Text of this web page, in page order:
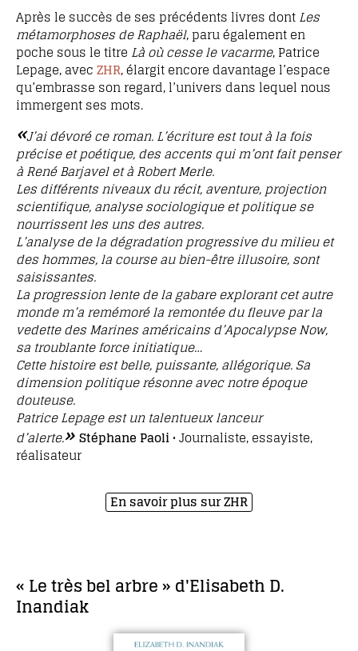
Après le succès de ses précédents livres dontLes
métamorphoses de Raphaël, paru également en
poche sous le titre Là où cesse le vacarme, Patrice
Lepage, avecZHR, élargit encore davantage l’espace
qu’embrasse son regard, l’univers dans lequel nous
immergent ses mots.
«J’ai dévoré ce roman. L’écriture est tout à la fois
précise et poétique, des accents qui m’ont fait penser
à René Barjavel et à Robert Merle.
Les différents niveaux du récit, aventure, projection
scientifique, analyse sociologique et politique se
nourrissent les uns des autres.
L’analyse de la dégradation progressive du milieu et
des hommes, la course au bien-être illusoire, sont
saisissantes.
La progression lente de la gabare explorant cet autre
monde m’a remémoré la remontée du fleuve par la
vedette des Marines américains d’Apocalypse Now,
sa troublante force initiatique…
Cette histoire est belle, puissante, allégorique. Sa
dimension politique résonne avec notre époque
douteuse.
Patrice Lepage est un talentueux lanceur
d’alerte.»Stéphane Paoli• Journaliste, essayiste,
réalisateur
En savoir plus sur ZHR
« Le très bel arbre » d'Elisabeth D.
Inandiak